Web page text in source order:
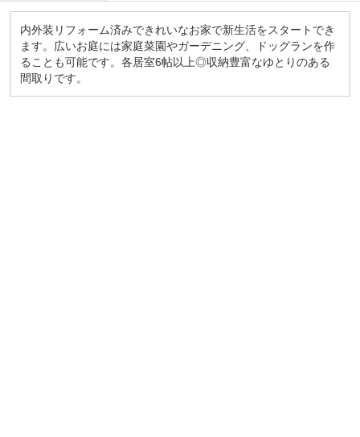
内外装リフォーム済みできれいなお家で新生活をスタートでき
ます。広いお庭には家庭菜園やガーデニング、ドッグランを作
ることも可能です。各居室6帖以上◎収納豊富なゆとりのある
間取りです。